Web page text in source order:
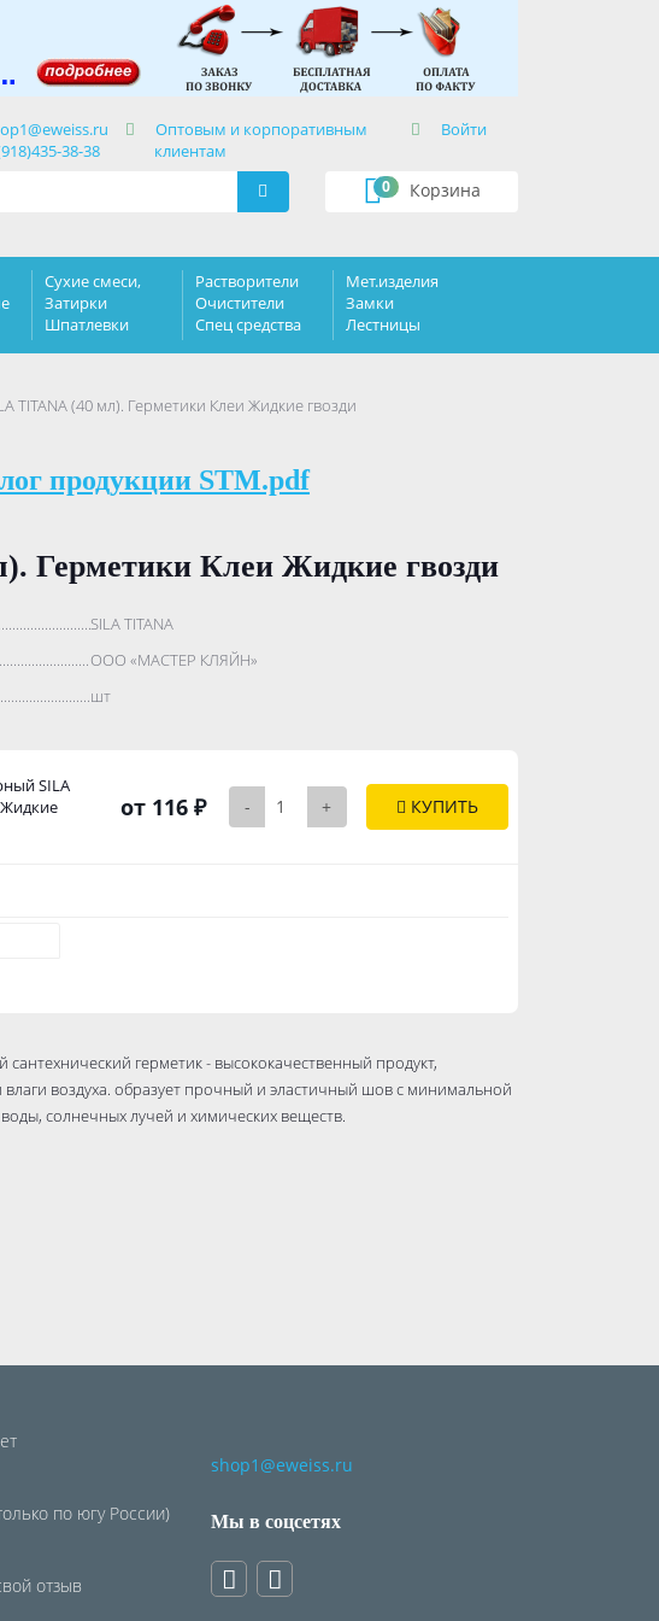
38-38
Оптовым и корпоративным
клиентам
Войти
Корзина
0
Сухие смеси,
Затирки
Шпатлевки
Растворители
Очистители
Спец средства
Мет.изделия
Замки
Лестницы
TITANA (40 мл). Герметики Клеи Жидкие гвозди
продукции STM.pdf
Герметики Клеи Жидкие гвозди
SILA TITANA
ООО «МАСТЕР КЛЯЙН»
шт
SILA
Жидкие
от 116 ₽ - + КУПИТЬ
герметик - высококачественный продукт,
воздуха. образует прочный и эластичный шов с минимальной
солнечных лучей и химических веществ.
по югу России)
отзыв
shop1@eweiss.ru
Мы в соцсетях